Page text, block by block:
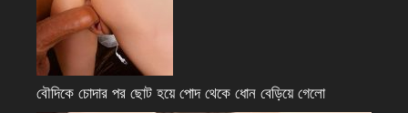
বৌদিকে চোদার পর ছোট হয়ে পোদ থেকে ধোন বেড়িয়ে গেলো